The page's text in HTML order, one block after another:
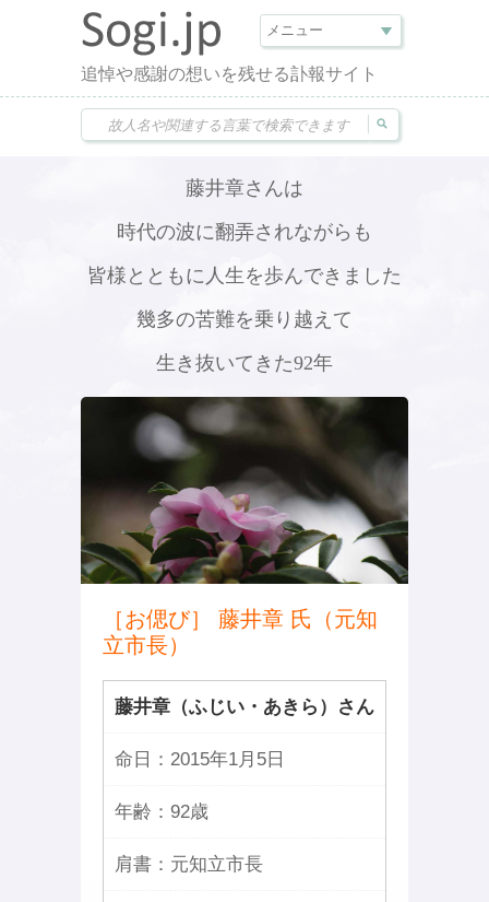
追悼や感謝の想いを残せる訃報サイト
藤井章さんは
時代の波に翻弄されながらも
皆様とともに人生を歩んできました
幾多の苦難を乗り越えて
生き抜いてきた92年
［お偲び］ 藤井章 氏（元知
立市長）
藤井章（ふじい・あきら）さん
命日： 2015年1月5日
年齢： 92歳
肩書： 元知立市長